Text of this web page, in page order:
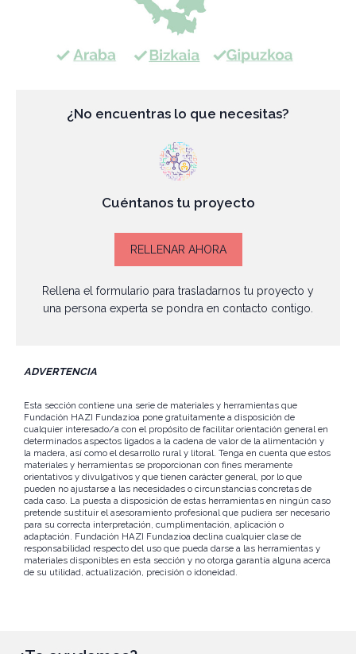
¿No encuentras lo que necesitas?
Cuéntanos tu proyecto
RELLENAR AHORA
Rellena el formulario para trasladarnos tu proyecto y
una persona experta se pondra en contacto contigo.
ADVERTENCIA
Esta sección contiene una serie de materiales y herramientas que
Fundación HAZI Fundazioa pone gratuitamente a disposición de
cualquier interesado/a con el propósito de facilitar orientación general en
determinados aspectos ligados a la cadena de valor de la alimentación y
la madera, así como el desarrollo rural y litoral. Tenga en cuenta que estos
materiales y herramientas se proporcionan con fines meramente
orientativos y divulgativos y que tienen carácter general, por lo que
pueden no ajustarse a las necesidades o circunstancias concretas de
cada caso. La puesta a disposición de estas herramientas en ningún caso
pretende sustituir el asesoramiento profesional que pudiera ser necesario
para su correcta interpretación, cumplimentación, aplicación o
adaptación. Fundación HAZI Fundazioa declina cualquier clase de
responsabilidad respecto del uso que pueda darse a las herramientas y
materiales disponibles en esta sección y no otorga garantía alguna acerca
de su utilidad, actualización, precisión o idoneidad.